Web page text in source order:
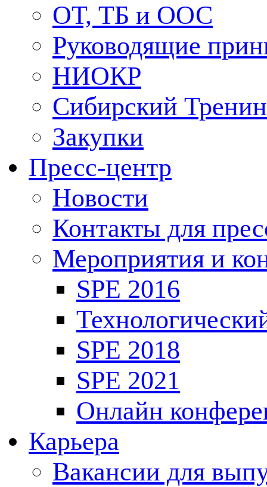
ОТ, ТБ и ООС
Руководящие
НИОКР
Сибирский
Закупки
Пресс-центр
Новости
Контакты для
Мероприятия и
SPE 2016
SPE 2018
SPE 2021
Онлайн
Карьера
Вакансии для